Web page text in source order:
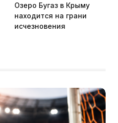
Озеро Бугаз в Крыму
находится на грани
исчезновения